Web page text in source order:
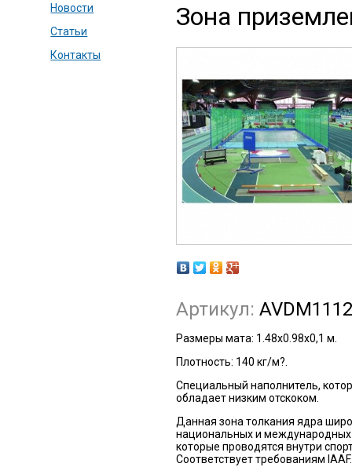
Новости
Статьи
Контакты
Зона
Артикул: AVDM1112
Размеры мата: 1.48x0.98x0,1 м.
Плотность: 140 кг/м?.
Специальный наполнитель,
обладает низким отскоком.
Данная зона толкания ядра
национальных и международных
которые проводятся внутри
Соответствует требованиям